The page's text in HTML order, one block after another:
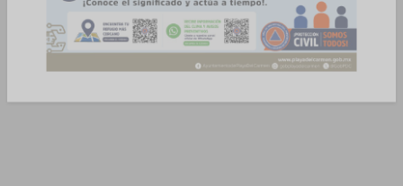
Empresa
Nosotros